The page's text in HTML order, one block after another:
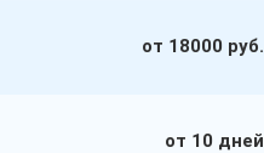
от 18000 руб.
от 10 дней